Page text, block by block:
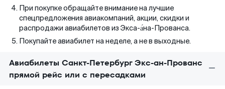
При покупке обращайте внимание на лучшие
спецпредложения авиакомпаний, акции, скидки и
распродажи авиабилетов из Экса-а́на-Прованса.
Покупайте авиабилет на неделе, а не в выходные.
Авиабилеты Санкт-Петербург Экс-ан-Прованс
прямой рейс или с пересадками